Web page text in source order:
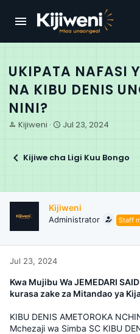
UKIPATA NAFASI
NA KIBU DENIS
NINI?
T
e
s
t
a
r
t
e
r
Kijiweni
S
r
a
e
Jul 23, 2024
Kijiwe cha Ligi Kuu Bongo
Kijiweni
Administrator Staff
Jul 23, 2024
Kwa Mujibu Wa JEMEDARI
kurasa zake za Mitandao ya
KIBU DENIS AMETOROKA
Mchezaji wa Simba SC KIBU